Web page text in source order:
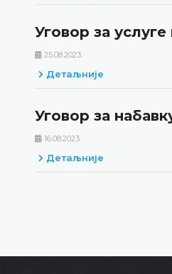
Уговор за
25.08.2023.
Детаљније
Уговор за
16.08.2023.
Детаљније